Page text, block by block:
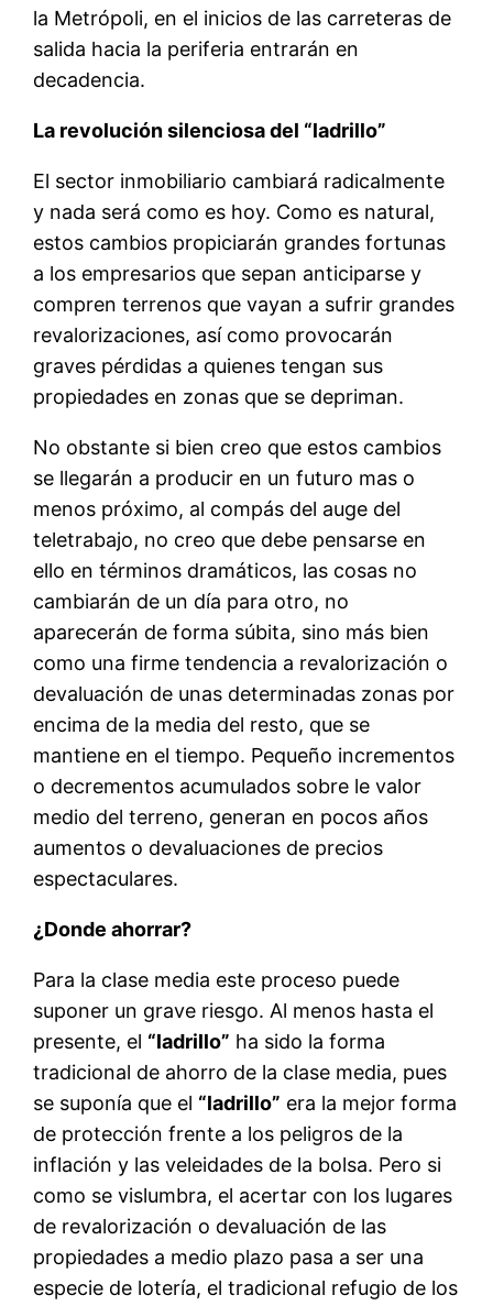
la Metrópoli, en el inicios de las carreteras de
salida hacia la periferia entrarán en
decadencia.
La revolución silenciosa del “ladrillo”
El sector inmobiliario cambiará radicalmente
y nada será como es hoy. Como es natural,
estos cambios propiciarán grandes fortunas
a los empresarios que sepan anticiparse y
compren terrenos que vayan a sufrir grandes
revalorizaciones, así como provocarán
graves pérdidas a quienes tengan sus
propiedades en zonas que se depriman.
No obstante si bien creo que estos cambios
se llegarán a producir en un futuro mas o
menos próximo, al compás del auge del
teletrabajo, no creo que debe pensarse en
ello en términos dramáticos, las cosas no
cambiarán de un día para otro, no
aparecerán de forma súbita, sino más bien
como una firme tendencia a revalorización o
devaluación de unas determinadas zonas por
encima de la media del resto, que se
mantiene en el tiempo. Pequeño incrementos
o decrementos acumulados sobre le valor
medio del terreno, generan en pocos años
aumentos o devaluaciones de precios
espectaculares.
¿Donde ahorrar?
Para la clase media este proceso puede
suponer un grave riesgo. Al menos hasta el
presente, el “ladrillo” ha sido la forma
tradicional de ahorro de la clase media, pues
se suponía que el “ladrillo” era la mejor forma
de protección frente a los peligros de la
inflación y las veleidades de la bolsa. Pero si
como se vislumbra, el acertar con los lugares
de revalorización o devaluación de las
propiedades a medio plazo pasa a ser una
especie de lotería, el tradicional refugio de los